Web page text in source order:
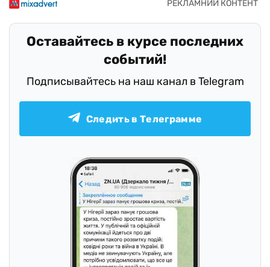
Оставайтесь в курсе последних
событий!
Подписывайтесь на наш канал в Telegram
Следить в Телеграмме